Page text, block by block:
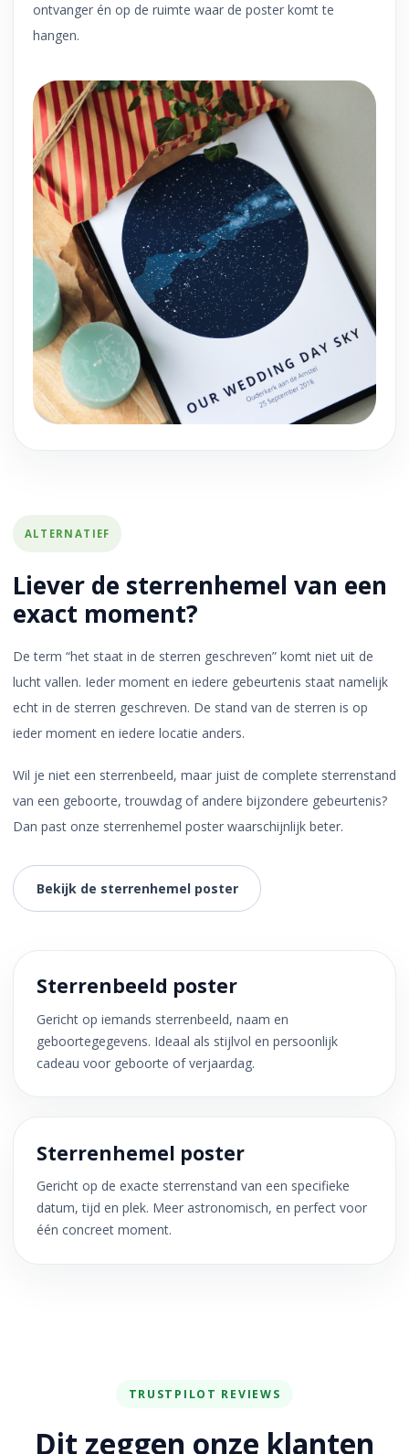
ontvanger én op de ruimte waar de poster komt te
hangen.
ALTERNATIEF
Liever de sterrenhemel van een
exact moment?
De term “het staat in de sterren geschreven” komt niet uit de
lucht vallen. Ieder moment en iedere gebeurtenis staat namelijk
echt in de sterren geschreven. De stand van de sterren is op
ieder moment en iedere locatie anders.
Wil je niet een sterrenbeeld, maar juist de complete sterrenstand
van een geboorte, trouwdag of andere bijzondere gebeurtenis?
Dan past onze sterrenhemel poster waarschijnlijk beter.
Bekijk de sterrenhemel poster
Sterrenbeeld poster
Gericht op iemands sterrenbeeld, naam en
geboortegegevens. Ideaal als stijlvol en persoonlijk
cadeau voor geboorte of verjaardag.
Sterrenhemel poster
Gericht op de exacte sterrenstand van een specifieke
datum, tijd en plek. Meer astronomisch, en perfect voor
één concreet moment.
TRUSTPILOT REVIEWS
Dit zeggen onze klanten